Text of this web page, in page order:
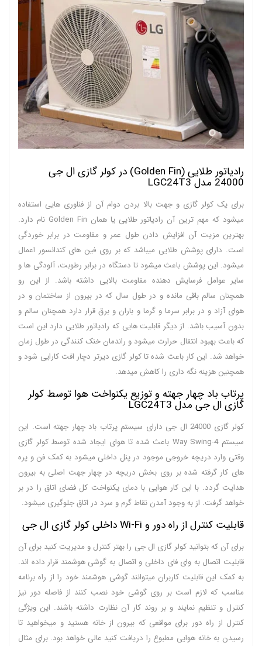
رادیاتور طلایی (Golden Fin) در کولر گازی ال جی
24000 مدل LGC24T3
برای یک کولر گازی و جهت بالا بردن دوام آن از فناوری هایی استفاده
میشود که مهم ترین آن رادیاتور طلایی یا همان Golden Fin نام دارد.
بهترین مزیت آن افزایش دادن طول عمر و مقاومت در برابر خوردگی
است. دارای پوشش طلایی میباشد که بر روی فین های کندانسور اعمال
میشود. این پوشش باعث میشود تا دستگاه در برابر رطوبت، آلودگی ها و
سایر عوامل فرسایش دهنده مقاومت بالایی داشته باشد. از این رو
همچنان سالم باقی مانده و در طول سال که در بیرون از ساختمان و در
هوای آزاد و در برابر سرما و گرما و باران و برق قرار دارد همچنان سالم و
بدون آسیب باشد. از دیگر قابلیت هایی که رادیاتور طلایی دارد این است
که باعث بهبود انتقال حرارت میشود و راندمان خنک کنندگی در طول زمان
خواهد شد. این کار باعث شده تا کولر گازی دیرتر دچار افت کارایی شود و
همچنین هزینه نگه داری را کاهش میدهد.
پرتاب باد چهار جهته و توزیع یکنواخت هوا توسط کولر
گازی ال جی مدل LGC24T3
کولر گازی 24000 ال جی دارای سیستم پرتاب باد چهار جهته است. این
سیستم 4-Way Swing باعث شده تا هوای ایجاد شده توسط کولر گازی
وقتی وارد دریچه خروجی موجود در پنل داخلی میشود به کمک فن و پره
های کار گرفته شده بر روی بخش دریچه در چهار جهت اصلی به بیرون
هدایت گردد. با این کار هوایی با دمای یکنواخت کل فضای اتاق را در بر
خواهد گرفت. از به وجود آمدن نقاط گرم و سرد در اتاق جلوگیری میشود.
قابلیت کنترل از راه دور و Wi-Fi داخلی کولر گازی ال جی
برای آن که بتوانید کولر گازی ال جی را بهتر کنترل و مدیریت کنید برای آن
قابلیت اتصال به وای فای داخلی و اتصال به گوشی هوشمند قرار داده اند.
به کمک این قابلیت کاربران میتوانند گوشی هوشمند خود را از راه برنامه
مناسب که لازم است بر روی گوشی خود نصب کنند از فاصله دور نیز
کنترل و تنظیم نمایند و بر روند کار آن نظارت داشته باشند. این ویژگی
کنترل از راه دور برای مواقعی که بیرون از خانه هستید و میخواهید تا
رسیدن به خانه هوایی مطبوع را دریافت کنید عالی خواهد بود. برای مثال